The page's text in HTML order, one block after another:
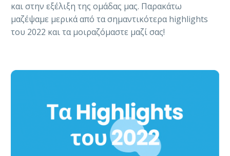
και στην εξέλιξη της ομάδας μας. Παρακάτω
μαζέψαμε μερικά από τα σημαντικότερα highlights
του 2022 και τα μοιραζόμαστε μαζί σας!